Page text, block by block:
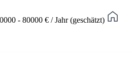
- 80000 € / Jahr (geschätzt)